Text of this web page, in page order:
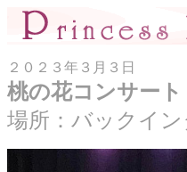
２０２３年３月３日
桃の花コンサート
場所：バックイン